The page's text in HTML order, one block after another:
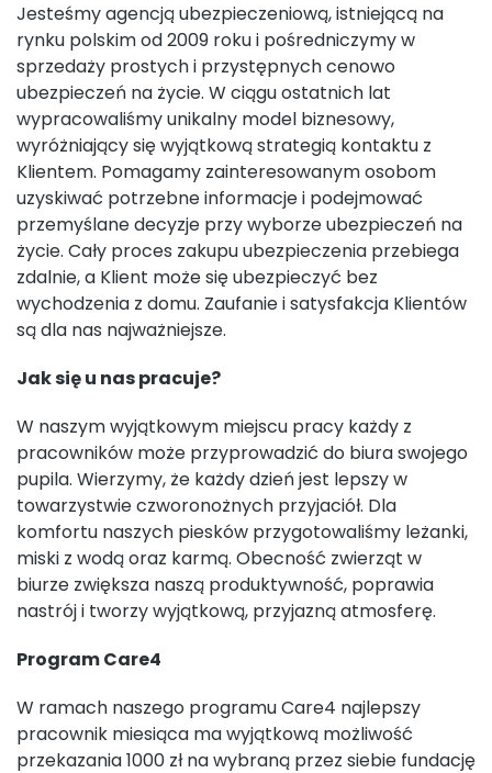
Jesteśmy agencją ubezpieczeniową, istniejącą na
rynku polskim od 2009 roku i pośredniczymy w
sprzedaży prostych i przystępnych cenowo
ubezpieczeń na życie. W ciągu ostatnich lat
wypracowaliśmy unikalny model biznesowy,
wyróżniający się wyjątkową strategią kontaktu z
Klientem. Pomagamy zainteresowanym osobom
uzyskiwać potrzebne informacje i podejmować
przemyślane decyzje przy wyborze ubezpieczeń na
życie. Cały proces zakupu ubezpieczenia przebiega
zdalnie, a Klient może się ubezpieczyć bez
wychodzenia z domu. Zaufanie i satysfakcja Klientów
są dla nas najważniejsze.
Jak się u nas pracuje?
W naszym wyjątkowym miejscu pracy każdy z
pracowników może przyprowadzić do biura swojego
pupila. Wierzymy, że każdy dzień jest lepszy w
towarzystwie czworonożnych przyjaciół. Dla
komfortu naszych piesków przygotowaliśmy leżanki,
miski z wodą oraz karmą. Obecność zwierząt w
biurze zwiększa naszą produktywność, poprawia
nastrój i tworzy wyjątkową, przyjazną atmosferę.
Program Care4
W ramach naszego programu Care4 najlepszy
pracownik miesiąca ma wyjątkową możliwość
przekazania 1000 zł na wybraną przez siebie fundację